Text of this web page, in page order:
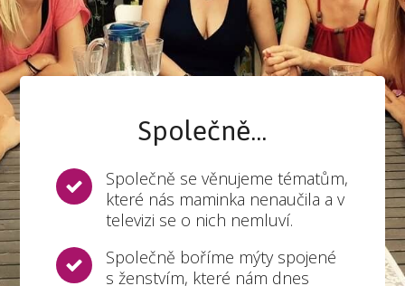
Společně...
Společně se věnujeme tématům,
které nás maminka nenaučila a v
televizi se o nich nemluví.
Společně boříme mýty spojené
s ženstvím, které nám dnes